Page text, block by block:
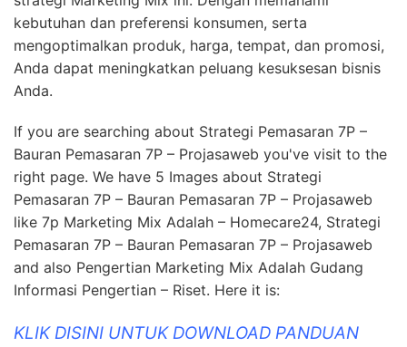
kebutuhan dan preferensi konsumen, serta
mengoptimalkan produk, harga, tempat, dan promosi,
Anda dapat meningkatkan peluang kesuksesan bisnis
Anda.
If you are searching about Strategi Pemasaran 7P –
Bauran Pemasaran 7P – Projasaweb you've visit to the
right page. We have 5 Images about Strategi
Pemasaran 7P – Bauran Pemasaran 7P – Projasaweb
like 7p Marketing Mix Adalah – Homecare24, Strategi
Pemasaran 7P – Bauran Pemasaran 7P – Projasaweb
and also Pengertian Marketing Mix Adalah Gudang
Informasi Pengertian – Riset. Here it is:
KLIK DISINI UNTUK DOWNLOAD PANDUAN